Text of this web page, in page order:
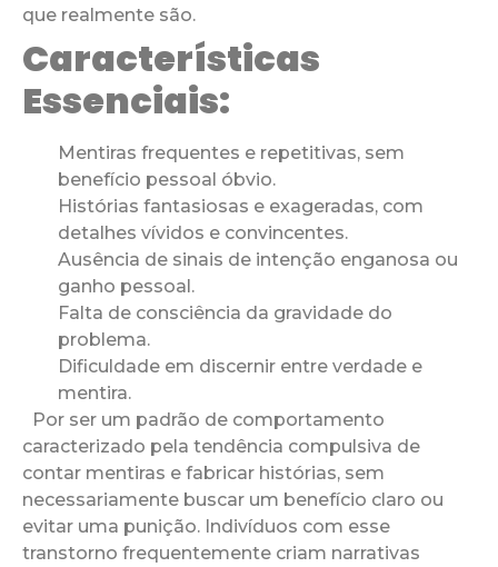
que realmente são.
Características
Essenciais:
Mentiras frequentes e repetitivas, sem
benefício pessoal óbvio.
Histórias fantasiosas e exageradas, com
detalhes vívidos e convincentes.
Ausência de sinais de intenção enganosa ou
ganho pessoal.
Falta de consciência da gravidade do
problema.
Dificuldade em discernir entre verdade e
mentira.
Por ser um padrão de comportamento
caracterizado pela tendência compulsiva de
contar mentiras e fabricar histórias, sem
necessariamente buscar um benefício claro ou
evitar uma punição. Indivíduos com esse
transtorno frequentemente criam narrativas